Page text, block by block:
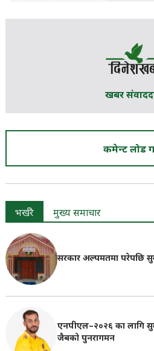
खबर
कमेन्ट लोड
भर्खरै मुख्य समाचार
सरकार अल्पमतमा परेपछि
एनपीएल–२०२६ का लागि
जैबको पुनरागमन